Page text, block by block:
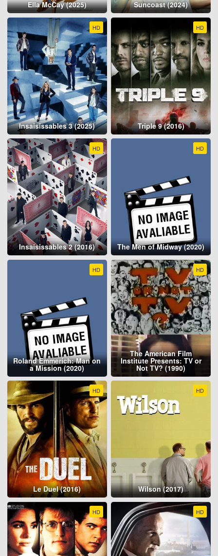
Ella McCay (2025) Suncoast (2024)
HD
Insaisissables 3 (2025)
HD
Triple 9 (2016)
HD
Insaisissables 2 (2016)
HD
The Men of Midway (2020)
HD
Roland Emmerich: Man on
a Mission (2020)
HD
The American Film
Institute Presents: TV or
Not TV? (1990)
HD
Le Duel (2016)
HD
Wilson (2017)
HD HD